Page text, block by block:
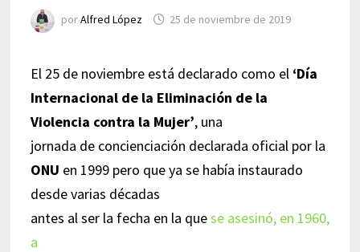
porAlfred López 25 de noviembre de 2019
El 25 de noviembre está declarado como el ‘Día
Internacional de la Eliminación de la
Violencia contra la Mujer’, una
jornada de concienciación declarada oficial por la
ONU en 1999 pero que ya se había instaurado
desde varias décadas
antes al ser la fecha en la quese asesinó, en 1960,
a